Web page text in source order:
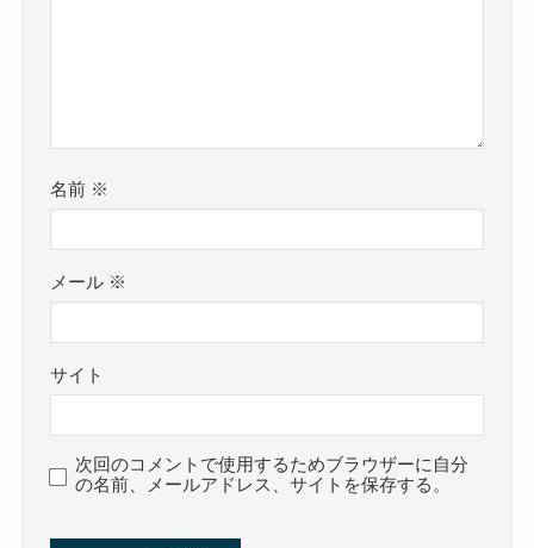
名前 ※
メール ※
サイト
次回のコメントで使用するためブラウザーに自分
の名前、メールアドレス、サイトを保存する。